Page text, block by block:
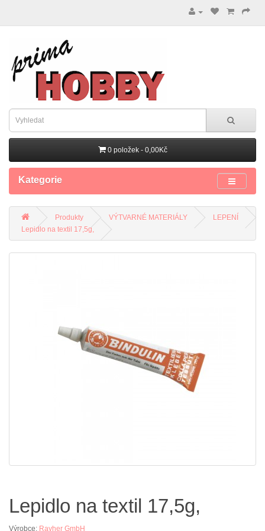
0 položek - 0,00Kč
Kategorie
Produkty VÝTVARNÉ MATERIÁLY
LEPENÍ
Lepidlo na textil 17,5g,
Lepidlo na textil 17,5g,
Výrobce: Rayher GmbH